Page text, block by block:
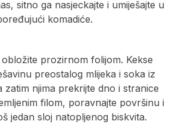
sitno ga nasjeckajte i umiješajte u
komadiće.
prozirnom folijom. Kekse
preostalog mlijeka i soka iz
zatim njima prekrijte dno i stranice
filom, poravnajte površinu i
jedan sloj natopljenog biskvita.